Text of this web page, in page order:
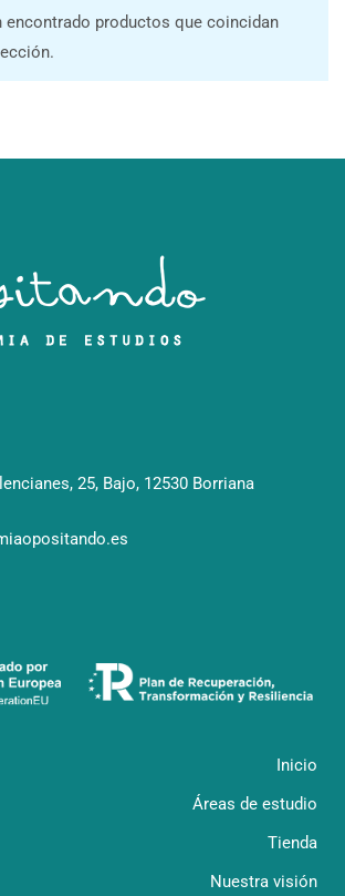
encontrado productos que coincidan
25, Bajo, 12530 Borriana
Inicio
Áreas de estudio
Tienda
Nuestra visión